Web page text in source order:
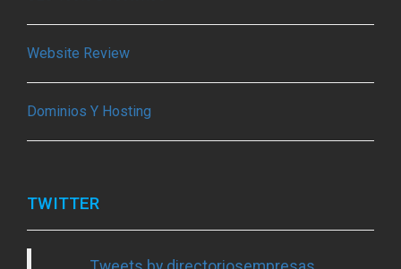
Website Review
Dominios Y Hosting
TWITTER